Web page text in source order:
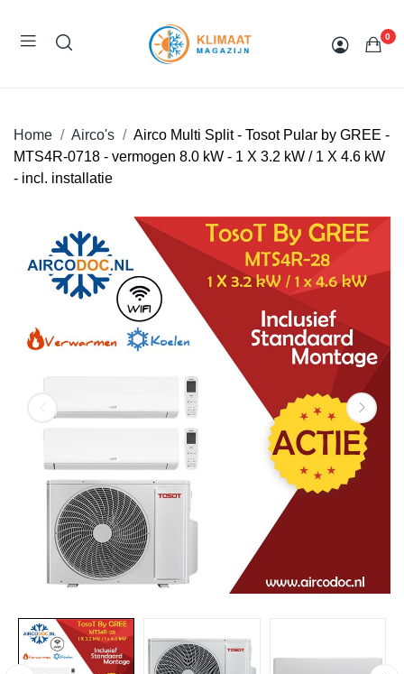
0
Home Airco's
Airco Multi Split - Tosot Pular by GREE -
MTS4R-0718 - vermogen 8.0 kW - 1 X 3.2 kW / 1 X 4.6 kW
- incl. installatie